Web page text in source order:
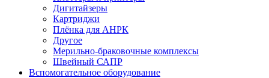
Дигитайзеры
Картриджи
Плёнка для АНРК
Другое
Мерильно-браковочные комплексы
Швейный САПР
Вспомогательное оборудование